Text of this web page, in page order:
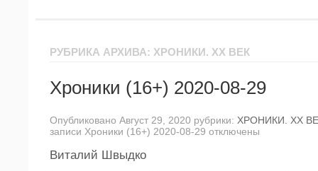
РУБРИКА АРХИВА: ХРОНИКИ. ХХ ВЕК
Хроники (16+) 2020-08-29
Опубликовано Август 29, 2020 рубрики: ХРОНИКИ. ХХ
записи Хроники (16+) 2020-08-29 отключены
Виталий Швыдко